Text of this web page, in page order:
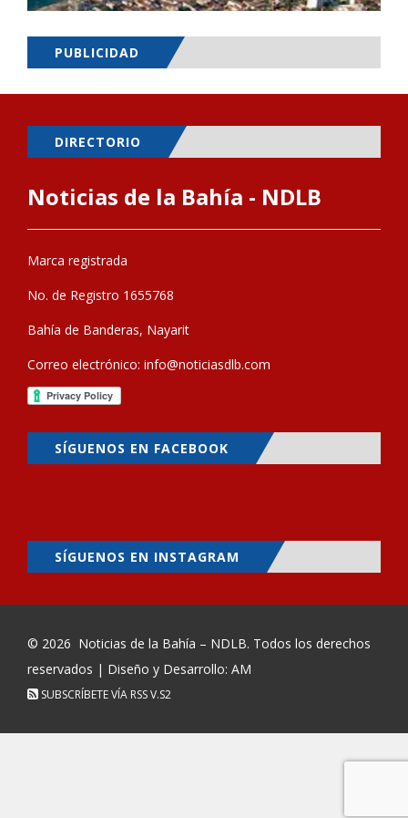
PUBLICIDAD
DIRECTORIO
Noticias de la Bahía - NDLB
Marca registrada
No. de Registro 1655768
Bahía de Banderas, Nayarit
Correo electrónico: info@noticiasdlb.com
SÍGUENOS EN FACEBOOK
SÍGUENOS EN INSTAGRAM
© 2026 Noticias de la Bahía – NDLB. Todos los derechos
reservados | Diseño y Desarrollo: AM
SUBSCRÍBETE VÍA RSSV.S2